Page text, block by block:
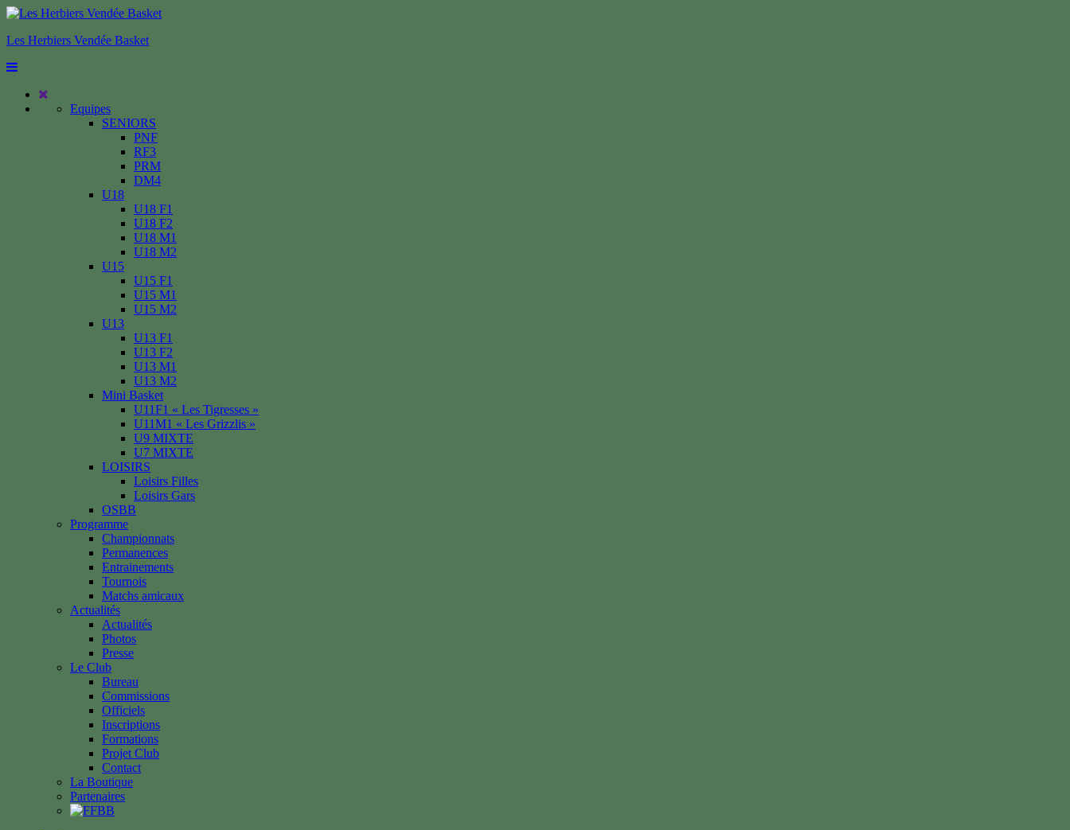
Les Herbiers Vendée Basket
Equipes
SENIORS
PNF
RF3
PRM
DM4
U18
U18 F1
U18 F2
U18 M1
U18 M2
U15
U15 F1
U15 M1
U15 M2
U13
U13 F1
U13 F2
U13 M1
U13 M2
Mini Basket
U11F1 « Les Tigresses »
U11M1 « Les Grizzlis »
U9 MIXTE
U7 MIXTE
LOISIRS
Loisirs Filles
Loisirs Gars
OSBB
Programme
Championnats
Permanences
Entrainements
Tournois
Matchs amicaux
Actualités
Actualités
Photos
Presse
Le Club
Bureau
Commissions
Officiels
Inscriptions
Formations
Projet Club
Contact
La Boutique
Partenaires